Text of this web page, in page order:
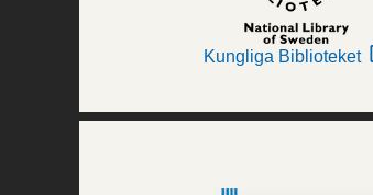
Kungliga Biblioteket